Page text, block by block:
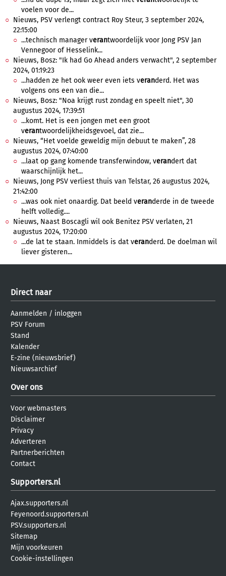
voelen voor de...
Nieuws, PSV verlengt contract Roy Steur, 3 september 2024,
22:15:00
...technisch manager verantwoordelijk voor Jong PSV Jan
Vennegoor of Hesselink...
Nieuws, Bosz: "Ik had Go Ahead anders verwacht", 2 september
2024, 01:19:23
...hadden ze het ook weer even iets veranderd. Het was
volgens ons een van die...
Nieuws, Bosz: "Noa krijgt rust zondag en speelt niet", 30
augustus 2024, 17:39:51
...komt. Het is een jongen met een groot
verantwoordelijkheidsgevoel, dat zie...
Nieuws, “Het voelde geweldig mijn debuut te maken”, 28
augustus 2024, 07:40:00
...laat op gang komende transferwindow, verandert dat
waarschijnlijk het...
Nieuws, Jong PSV verliest thuis van Telstar, 26 augustus 2024,
21:42:00
...was ook niet onaardig. Dat beeld veranderde in de tweede
helft volledig....
Nieuws, Naast Boscagli wil ook Benitez PSV verlaten, 21
augustus 2024, 17:20:00
...de lat te staan. Inmiddels is dat veranderd. De doelman wil
liever gisteren...
Direct naar
Aanmelden / inloggen
PSV Forum
Stand
Kalender
E-zine (nieuwsbrief)
Nieuwsarchief
Over ons
Voor webmasters
Disclaimer
Privacy
Adverteren
Partnerberichten
Contact
Supporters.nl
Ajax.supporters.nl
Feyenoord.supporters.nl
PSV.supporters.nl
Sitemap
Mijn voorkeuren
Cookie-instellingen